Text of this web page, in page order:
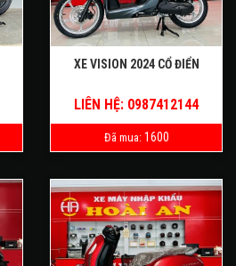
XE VISION 2024 CỔ ĐIỂN
LIÊN HỆ: 0987412144
Đã mua: 1600